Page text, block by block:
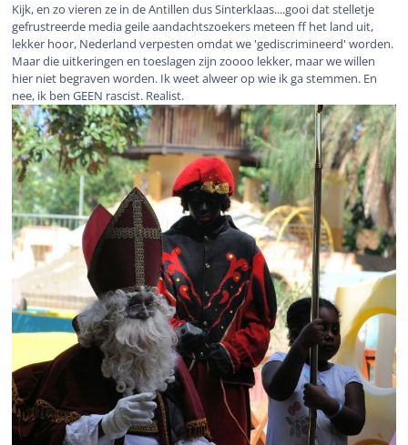
Kijk, en zo vieren ze in de Antillen dus Sinterklaas....gooi dat stelletje
gefrustreerde media geile aandachtszoekers meteen ff het land uit,
lekker hoor, Nederland verpesten omdat we 'gediscrimineerd' worden.
Maar die uitkeringen en toeslagen zijn zoooo lekker, maar we willen
hier niet begraven worden. Ik weet alweer op wie ik ga stemmen. En
nee, ik ben GEEN rascist. Realist.